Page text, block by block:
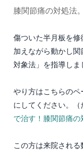
膝関節痛の対処法。
傷ついた半月板を
加えながら動かし
対象法」を指導しま
やり方はこちらの
にしてください。
で治す！膝関節痛の
この方は来院され